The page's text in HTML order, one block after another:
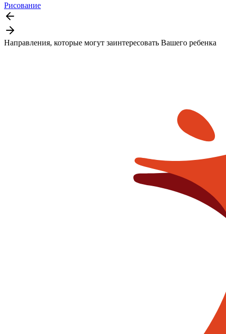
Рисование
Направления, которые могут заинтересовать Вашего ребенка